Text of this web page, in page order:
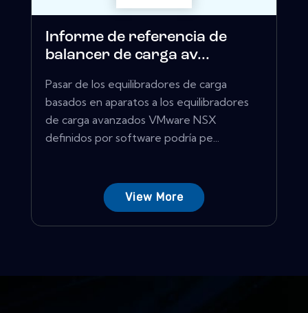
Informe de referencia de
balancer de carga av...
Pasar de los equilibradores de carga
basados ​​en aparatos a los equilibradores
de carga avanzados VMware NSX
definidos por software podría pe...
View More